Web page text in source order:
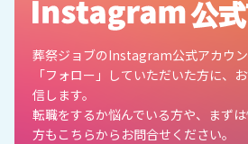
葬祭ジョブのInstagram公式アカウン
「フォロー」していただいた方に、
信します。
転職をするか悩んでいる方や、まず
方もこちらからお問合せください。